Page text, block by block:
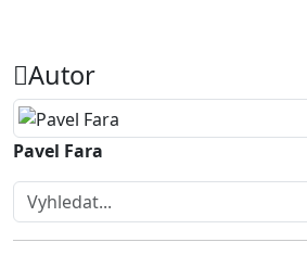
Autor
Pavel Fara